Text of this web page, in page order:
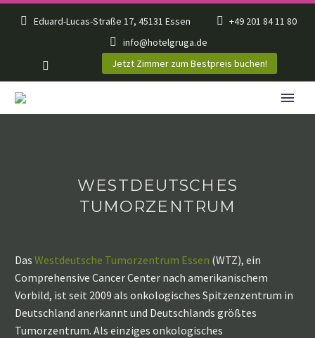
Eduard-Lucas-Straße 17, 45131 Essen
+49 201 84 11 80
info@hotelgruga.de
Jetzt Zimmer zum Bestpreis buchen!
WESTDEUTSCHES
TUMORZENTRUM
Das Westdeutsche Tumorzentrum Essen (WTZ), ein
Comprehensive Cancer Center nach amerikanischem
Vorbild, ist seit 2009 als onkologisches Spitzenzentrum in
Deutschland anerkannt und Deutschlands größtes
Tumorzentrum. Als einziges onkologisches